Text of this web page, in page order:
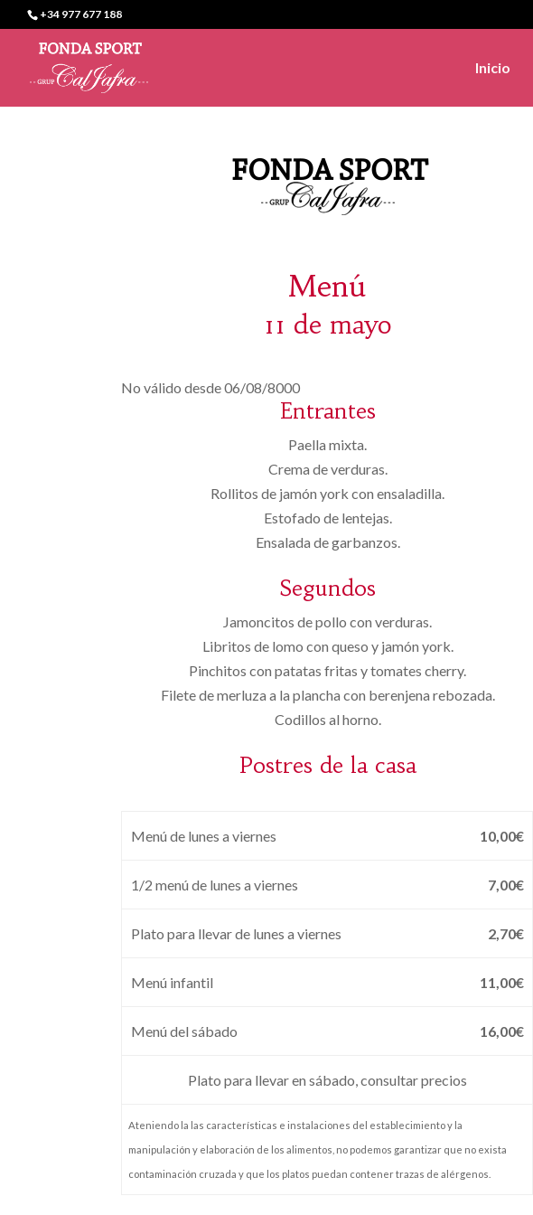
+34 977 677 188
Inicio
Menú
11 de mayo
No válido desde 06/08/8000
Entrantes
Paella mixta.
Crema de verduras.
Rollitos de jamón york con ensaladilla.
Estofado de lentejas.
Ensalada de garbanzos.
Segundos
Jamoncitos de pollo con verduras.
Libritos de lomo con queso y jamón york.
Pinchitos con patatas fritas y tomates cherry.
Filete de merluza a la plancha con berenjena rebozada.
Codillos al horno.
Postres de la casa
Menú de lunes a viernes 10,00€
1/2 menú de lunes a viernes 7,00€
Plato para llevar de lunes a viernes 2,70€
Menú infantil 11,00€
Menú del sábado 16,00€
Plato para llevar en sábado, consultar precios
Ateniendo la las características e instalaciones del establecimiento y la
manipulación y elaboración de los alimentos, no podemos garantizar que no exista
contaminación cruzada y que los platos puedan contener trazas de alérgenos.